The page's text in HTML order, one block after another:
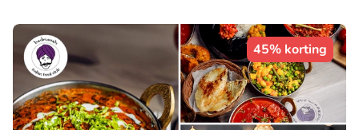
45% korting